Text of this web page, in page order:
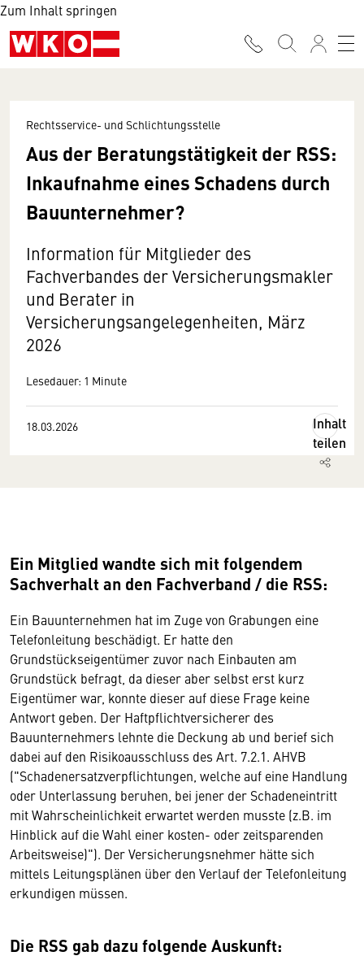
Zum Inhalt springen
Rechtsservice- und Schlichtungsstelle
Aus der Beratungstätigkeit der RSS:
Inkaufnahme eines Schadens durch
Bauunternehmer?
Information für Mitglieder des
Fachverbandes der Versicherungsmakler
und Berater in
Versicherungsangelegenheiten, März
2026
Lesedauer: 1 Minute
18.03.2026
Inhalt
teilen
Ein Mitglied wandte sich mit folgendem
Sachverhalt an den Fachverband / die RSS:
Ein Bauunternehmen hat im Zuge von Grabungen eine
Telefonleitung beschädigt. Er hatte den
Grundstückseigentümer zuvor nach Einbauten am
Grundstück befragt, da dieser aber selbst erst kurz
Eigentümer war, konnte dieser auf diese Frage keine
Antwort geben. Der Haftpflichtversicherer des
Bauunternehmers lehnte die Deckung ab und berief sich
dabei auf den Risikoausschluss des Art. 7.2.1. AHVB
("Schadenersatzverpflichtungen, welche auf eine Handlung
oder Unterlassung beruhen, bei jener der Schadeneintritt
mit Wahrscheinlichkeit erwartet werden musste (z.B. im
Hinblick auf die Wahl einer kosten- oder zeitsparenden
Arbeitsweise)"). Der Versicherungsnehmer hätte sich
mittels Leitungsplänen über den Verlauf der Telefonleitung
erkundigen müssen.
Die RSS gab dazu folgende Auskunft: